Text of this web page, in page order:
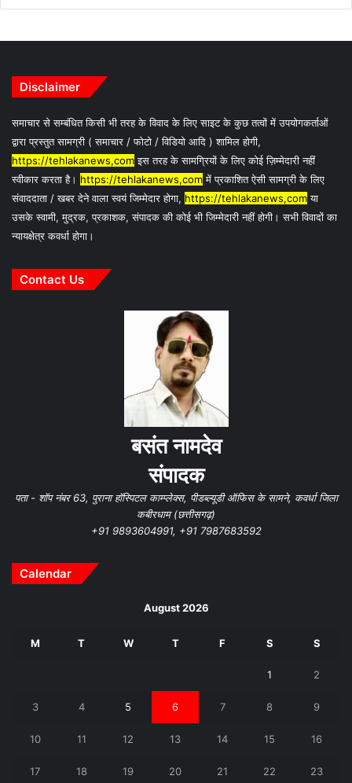
Disclaimer
समाचार से सम्बंधित किसी भी तरह के विवाद के लिए साइट के कुछ तत्वों में उपयोगकर्ताओं
द्वारा प्रस्तुत सामग्री ( समाचार / फोटो / विडियो आदि ) शामिल होगी,
https://tehlakanews,comइस तरह के सामग्रियों के लिए कोई ज़िम्मेदारी नहीं
स्वीकार करता है। https://tehlakanews,comमें प्रकाशित ऐसी सामग्री के लिए
संवाददाता / खबर देने वाला स्वयं जिम्मेदार होगा, https://tehlakanews,comया
उसके स्वामी, मुद्रक, प्रकाशक, संपादक की कोई भी जिम्मेदारी नहीं होगी। सभी विवादों का
न्यायक्षेत्र कवर्धा होगा।
Contact Us
बसंत नामदेव
संपादक
पता - शॉप नंबर 63, पुराना हॉस्पिटल काम्प्लेक्स, पीडब्ल्यूडी ऑफिस के सामने, कवर्धा जिला
कबीरधाम (छत्तीसगढ़)
+91 9893604991, +91 7987683592
Calendar
August 2026
M T W T F S S
1 2
3 4 5 6 7 8 9
10 11 12 13 14 15 16
17 18 19 20 21 22 23